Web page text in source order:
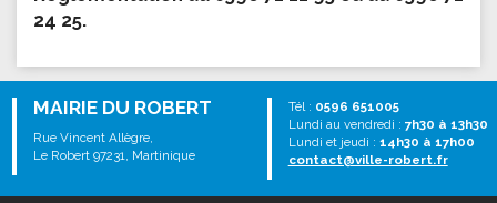
24 25.
MAIRIE DU ROBERT
Rue Vincent Allègre,
Le Robert 97231, Martinique
Tél : 0596 651005
Lundi au vendredi : 7h30 à 13h30
Lundi et jeudi : 14h30 à 17h00
contact@ville-robert.fr